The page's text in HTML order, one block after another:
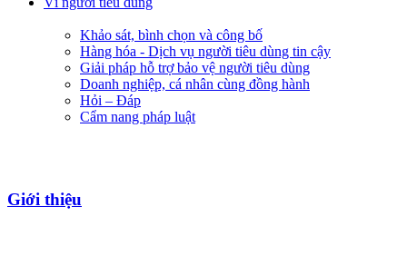
Khảo sát, bình chọn và công bố
Hàng hóa - Dịch vụ người tiêu dùng tin cậy
Giải pháp hỗ trợ bảo vệ người tiêu dùng
Doanh nghiệp, cá nhân cùng đồng hành
Hỏi – Đáp
Cẩm nang pháp luật
Giới thiệu